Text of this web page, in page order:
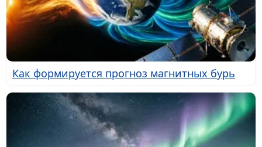
Как формируется прогноз магнитных бурь